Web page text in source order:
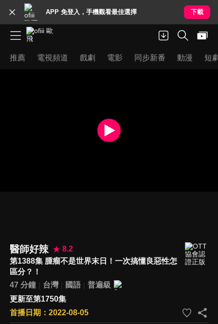
APP 免登入，手機觀看最佳選擇 下載
推薦 電視頻道 戲劇 電影 同步新番 動漫 短
醫師好辣
8.2
第1388集 腫瘤不是世界末日！一次搞懂良惡性怎
區分？！
47 分鐘
台灣 國語
普遍級
更新至第1750集
首播日期：2022-08-05